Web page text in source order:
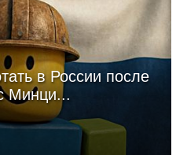
в России после
Минци...